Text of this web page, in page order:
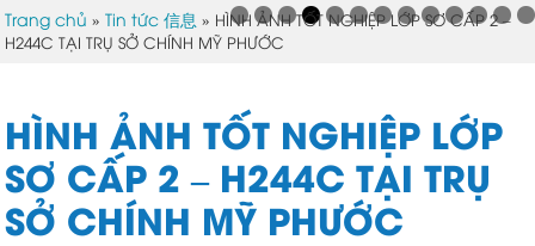
Trang chủ »Tin tức 信息 » HÌNH ẢNH TỐT NGHIỆP LỚP SƠ CẤP 2 –
H244C TẠI TRỤ SỞ CHÍNH MỸ PHƯỚC
HÌNH ẢNH TỐT NGHIỆP LỚP
SƠ CẤP 2 – H244C TẠI TRỤ
SỞ CHÍNH MỸ PHƯỚC